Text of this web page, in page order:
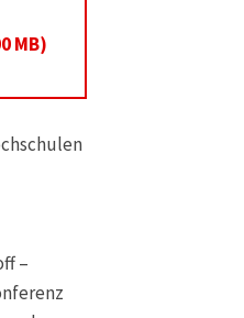
MB)
–